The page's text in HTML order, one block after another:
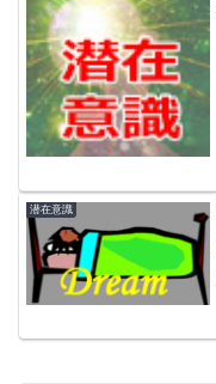
潜在意識